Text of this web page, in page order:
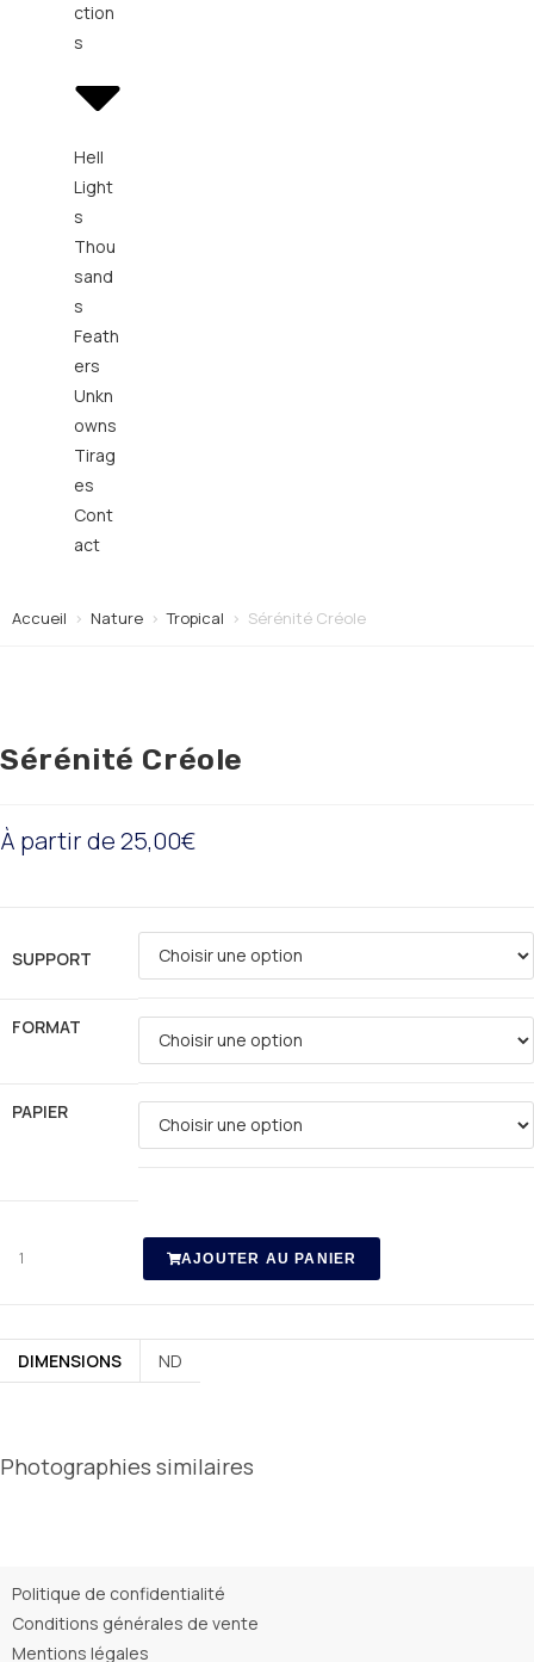
ction
s
Hell
Light
s
Thou
sand
s
Feath
ers
Unkn
owns
Tirag
es
Cont
act
Accueil > Nature > Tropical > Sérénité Créole
Sérénité Créole
À partir de25,00€
SUPPORT
FORMAT
PAPIER
AJOUTER AU PANIER
DIMENSIONS ND
Photographies similaires
Politique de confidentialité
Conditions générales de vente
Mentions légales